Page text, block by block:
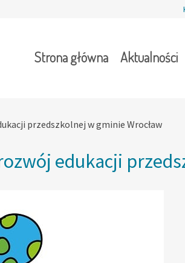
Strona główna Aktualności
przedszkolnej w gminie Wrocław
edukacji